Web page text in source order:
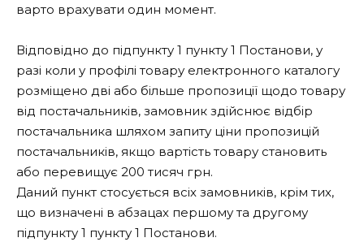
варто врахувати один момент.
Відповідно до підпункту 1 пункту 1 Постанови, у
разі коли у профілі товару електронного каталогу
розміщено дві або більше пропозиції щодо товару
від постачальників, замовник здійснює відбір
постачальника шляхом запиту ціни пропозицій
постачальників, якщо вартість товару становить
або перевищує 200 тисяч грн.
Даний пункт стосується всіх замовників, крім тих,
що визначені в абзацах першому та другому
підпункту 1 пункту 1 Постанови.